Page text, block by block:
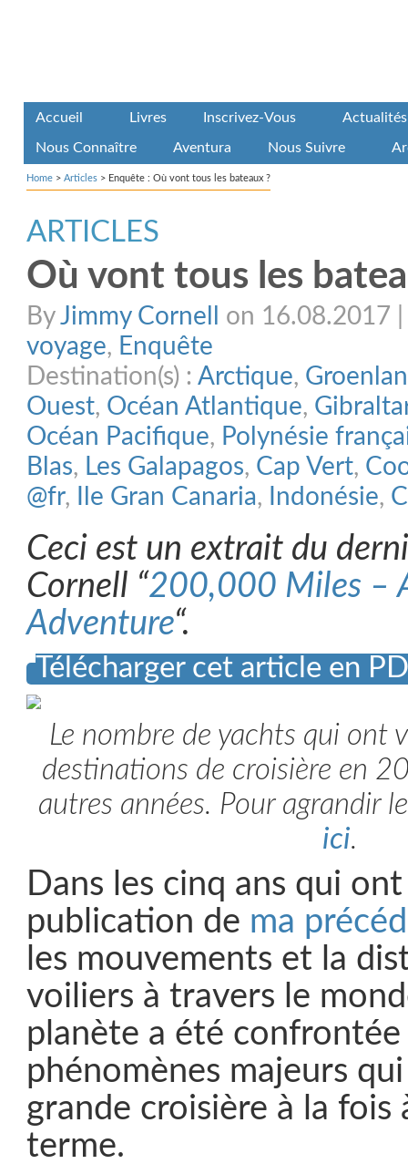
Accueil Livres Inscrivez-Vous Actualités
Nous Connaître Aventura Nous Suivre
Home > Articles > Enquête : Où vont tous les bateaux ?
ARTICLES
Où vont tous les
ByJimmy Cornell
on 16.08.2017 |
voyage, Enquête
Destination(s) : Arctique,
Ouest, Océan Atlantique,
Océan Pacifique, Polynésie
Blas, Les Galapagos, Cap Vert,
@fr, Ile Gran Canaria, Indonésie,
Ceci est un extrait du
Cornell “200,000 Miles –
Adventure“.
Télécharger cet article en
Le nombre de yachts qui ont
destinations de croisière en
autres années. Pour agrandir
ici.
Dans les cinq ans qui
publication de ma
les mouvements et la
voiliers à travers le
planète a été confrontée
phénomènes majeurs
grande croisière à la
terme.